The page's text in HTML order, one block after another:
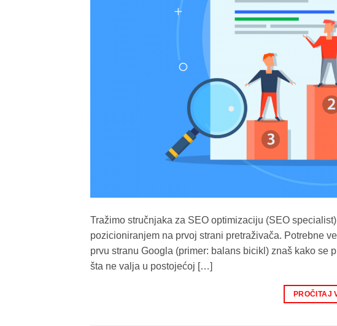
Tražimo stručnjaka za SEO optimizaciju (SEO
pozicioniranjem na prvoj strani pretraživača. Potrebne
prvu stranu Googla (primer: balans bicikl) znaš kako se
šta ne valja u postojećoj […]
PROČITAJ